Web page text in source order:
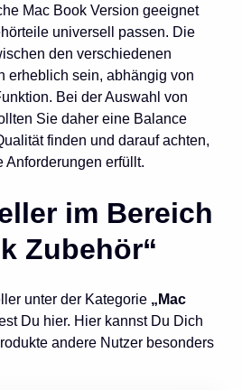
Mac Book Version geeignet
universell passen. Die
den verschiedenen
erheblich sein, abhängig von
Bei der Auswahl von
Sie daher eine Balance
finden und darauf achten,
Anforderungen erfüllt.
im Bereich
Zubehör“
unter der Kategorie „Mac
Du hier. Hier kannst Du Dich
andere Nutzer besonders